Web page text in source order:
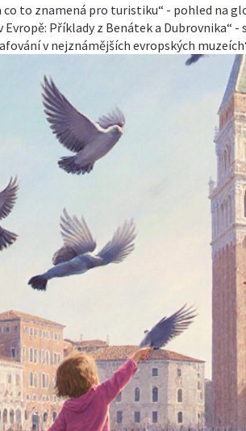
a co to znamená pro turistiku“ - pohled na
Evropě: Příklady z Benátek a Dubrovnika“
v nejznámějších evropských